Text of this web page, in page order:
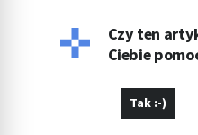
Czy ten
Ciebie
Tak :-)